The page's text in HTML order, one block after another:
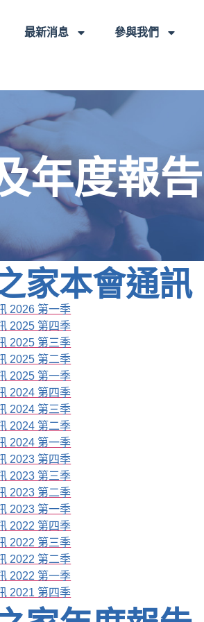
最新消息 參與我們
年度報告
家本會通訊
2026 第一季
2025 第四季
2025 第三季
2025 第二季
2025 第一季
2024 第四季
2024 第三季
2024 第二季
2024 第一季
2023 第四季
2023 第三季
2023 第二季
2023 第一季
2022 第四季
2022 第三季
2022 第二季
2022 第一季
2021 第四季